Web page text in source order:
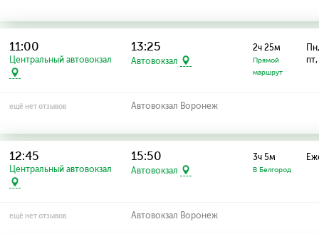
11:00
Центральный автовокзал
13:25
Автовокзал
2ч 25м
Прямой
маршрут
ещё нет отзывов Автовокзал Воронеж
12:45
Центральный автовокзал
15:50
Автовокзал
3ч 5м
В Белгород
ещё нет отзывов Автовокзал Воронеж